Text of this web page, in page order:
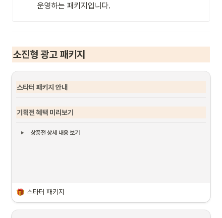
운영하는 패키지입니다.
소진형 광고 패키지
스타터 패키지 안내
기획전 혜택 미리보기
상품전 상세 내용 보기
스타터 패키지